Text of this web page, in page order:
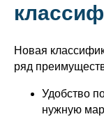
Новая
ряд
Удобство
нужную